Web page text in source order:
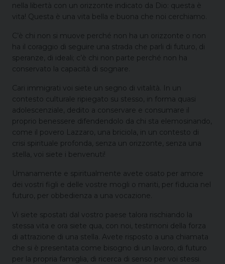
nella libertà con un orizzonte indicato da Dio: questa è
vita! Questa è una vita bella e buona che noi cerchiamo.
C’è chi non si muove perché non ha un orizzonte o non
ha il coraggio di seguire una strada che parli di futuro, di
speranze, di ideali; c’è chi non parte perché non ha
conservato la capacità di sognare.
Cari immigrati voi siete un segno di vitalità. In un
contesto culturale ripiegato su stesso, in forma quasi
adolescenziale, dedito a conservare e consumare il
proprio benessere difendendolo da chi sta elemosinando,
come il povero Lazzaro, una briciola, in un contesto di
crisi spirituale profonda, senza un orizzonte, senza una
stella, voi siete i benvenuti!
Umanamente e spiritualmente avete osato per amore
dei vostri figli e delle vostre mogli o mariti, per fiducia nel
futuro, per obbedienza a una vocazione.
Vi siete spostati dal vostro paese talora rischiando la
stessa vita e ora siete qua, con noi, testimoni della forza
di attrazione di una stella. Avete risposto a una chiamata
che si è presentata come bisogno di un lavoro, di futuro
per la propria famiglia, di ricerca di senso per voi stessi.